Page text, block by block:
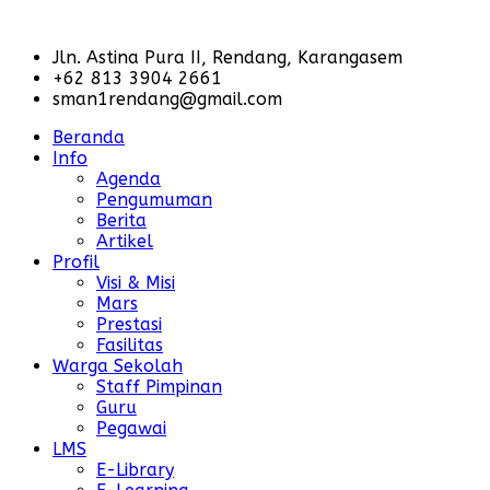
Jln. Astina Pura II, Rendang, Karangasem
+62 813 3904 2661
sman1rendang@gmail.com
Beranda
Info
Agenda
Pengumuman
Berita
Artikel
Profil
Visi & Misi
Mars
Prestasi
Fasilitas
Warga Sekolah
Staff Pimpinan
Guru
Pegawai
LMS
E-Library